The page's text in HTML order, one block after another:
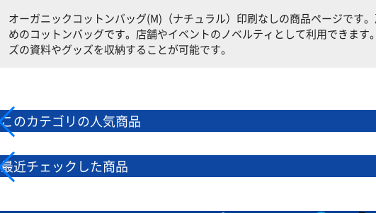
オーガニックコットンバッグ(M)（ナチュラル）印刷なしの商品ページです
めのコットンバッグです。店舗やイベントのノベルティとして利用できます
ズの資料やグッズを収納することが可能です。
このカテゴリの人気商品
最近チェックした商品